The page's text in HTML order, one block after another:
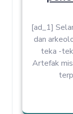
[ad_1]
dan
teka -
Artefak